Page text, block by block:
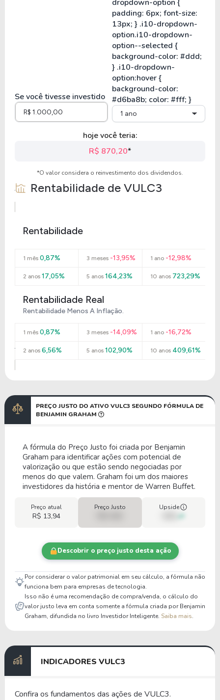
Se você tivesse investido
1 ano
hoje você teria:
R$ 870,20*
*O valor considera o reinvestimento dos dividendos.
Rentabilidade de VULC3
Rentabilidade
1 mês 0,87% 3 meses -13,95% 1 ano-12,98%
2 anos 17,05% 5 anos 164,23% 10 anos723,29%
Rentabilidade Real
Rentabilidade Menos A Inflação.
1 mês 0,87% 3 meses -14,09% 1 ano-16,72%
2 anos 6,56% 5 anos 102,90% 10 anos409,61%
PREÇO JUSTO DO ATIVO VULC3 SEGUNDO FÓRMULA DE
BENJAMIN GRAHAM
A fórmula do Preço Justo foi criada por Benjamin
Graham para identificar ações com potencial de
valorização ou que estão sendo negociadas por
menos do que valem. Graham foi um dos maiores
investidores da história e mentor de Warren Buffet.
Preço atual
R$ 13,94
Preço Justo Upside
Descobrir o preço justo desta ação
Por considerar o valor patrimonial em seu cálculo, a fórmula não
funciona bem para empresas de tecnologia.
Isso não é uma recomendação de compra/venda, o cálculo do
valor justo leva em conta somente a fórmula criada por Benjamin
Graham, difundida no livro Investidor Inteligente. Saiba mais.
INDICADORES VULC3
Confira os fundamentos das ações de VULC3.